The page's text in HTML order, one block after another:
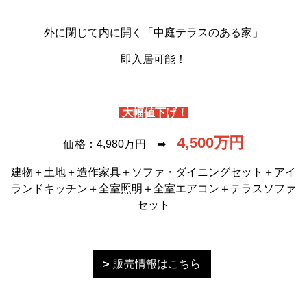
外に閉じて内に開く「中庭テラスのある家」
即入居可能！
大幅値下げ！
価格：4,980万円 ➡ 4,500万円
建物＋土地＋造作家具＋ソファ・ダイニングセット＋アイ
ランドキッチン＋全室照明＋全室エアコン＋テラスソファ
セット
販売情報はこちら